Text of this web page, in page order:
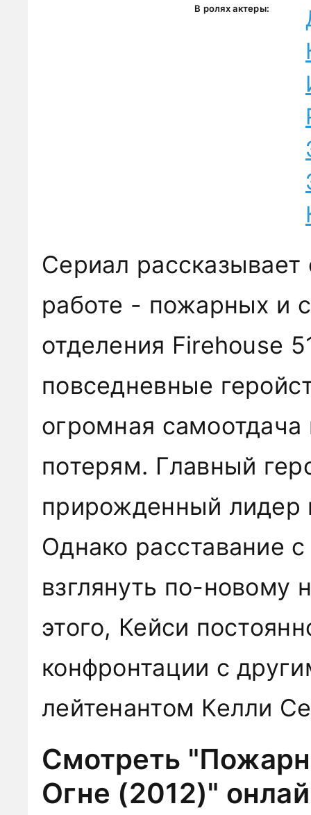
В ролях актеры:
Сериал
работе - пожарных и
отделения Firehouse
повседневные
огромная
потерям. Главный
прирожденный
Однако расставание
взглянуть по-
этого, Кейси
конфронтации с
лейтенантом Келли
Смотреть
Огне (2012)"